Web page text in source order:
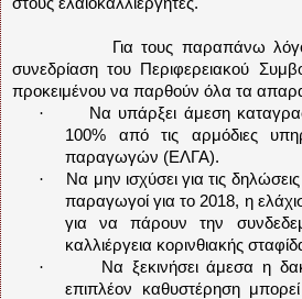
Για τους παραπάνω
συνεδρίαση του Περιφερειακού
προκειμένου να παρθούν όλα τα
·
Να υπάρξει άμεση
100% από τις αρμόδιες
παραγωγών (ΕΛΓΑ).
·
Να μην ισχύσει για τις
παραγωγοί για το 2018, η
για να πάρουν την
καλλιέργεια κορινθιακής
·
Να ξεκινήσει άμεσα η
επιπλέον καθυστέρηση